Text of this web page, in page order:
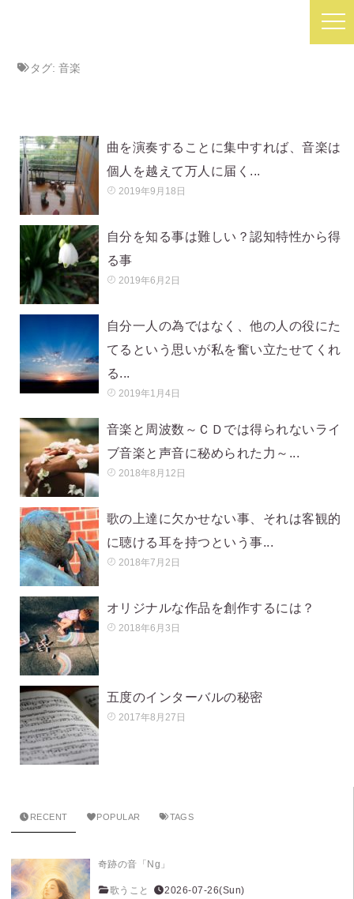
タグ: 音楽
曲を演奏することに集中すれば、音楽は
個人を越えて万人に届く...
2019年9月18日
自分を知る事は難しい？認知特性から得
る事
2019年6月2日
自分一人の為ではなく、他の人の役にた
てるという思いが私を奮い立たせてくれ
る...
2019年1月4日
音楽と周波数～ＣＤでは得られないライ
ブ音楽と声音に秘められた力～...
2018年8月12日
歌の上達に欠かせない事、それは客観的
に聴ける耳を持つという事...
2018年7月2日
オリジナルな作品を創作するには？
2018年6月3日
五度のインターバルの秘密
2017年8月27日
RECENT POPULAR TAGS
奇跡の音「Ng」
歌うこと 2026-07-26(Sun)